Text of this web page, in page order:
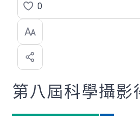
點
選
喜
歡
0
第八屆科學攝影